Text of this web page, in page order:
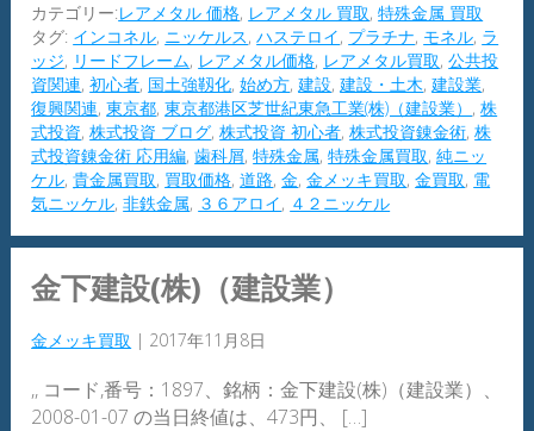
カテゴリー:レアメタル 価格, レアメタル 買取,特殊金属 買取
タグ: インコネル, ニッケルス,ハステロイ, プラチナ, モネル, ラ
ッジ, リードフレーム, レアメタル価格, レアメタル買取,公共投
資関連,初心者, 国土強靱化,始め方,建設,建設・土木,建設業,
復興関連,東京都,東京都港区芝世紀東急工業(株)（建設業） ,株
式投資,株式投資 ブログ,株式投資 初心者,株式投資錬金術,株
式投資錬金術 応用編,歯科屑,特殊金属,特殊金属買取,純ニッ
ケル,貴金属買取, 買取価格,道路,金,金メッキ買取,金買取, 電
気ニッケル,非鉄金属, ３６アロイ, ４２ニッケル
金下建設(株)（建設業）
金メッキ買取 | 2017年11月8日
,, コード,番号：1897、銘柄：金下建設(株)（建設業）、
2008-01-07 の当日終値は、473円、 […]